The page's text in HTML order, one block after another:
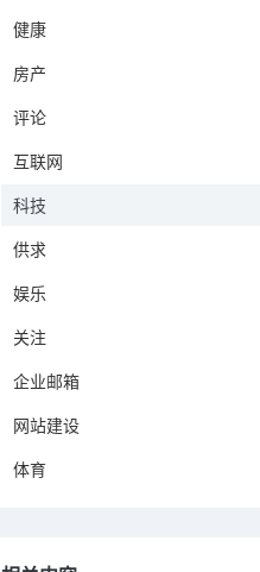
健康
房产
评论
互联网
科技
供求
娱乐
关注
企业邮箱
网站建设
体育